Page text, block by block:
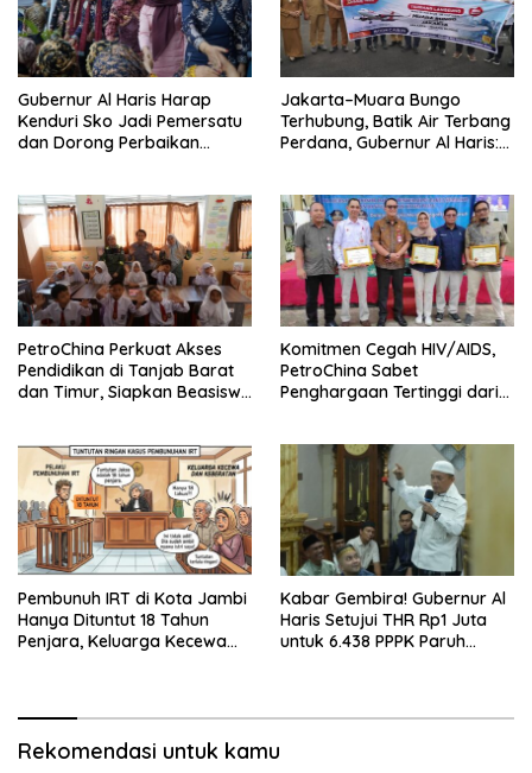
Gubernur Al Haris Harap
Kenduri Sko Jadi Pemersatu
dan Dorong Perbaikan
Jakarta–Muara Bungo
Terhubung, Batik Air Terbang
Perdana, Gubernur Al Haris:
PetroChina Perkuat Akses
Pendidikan di Tanjab Barat
dan Timur, Siapkan Beasiswa
Komitmen Cegah HIV/AIDS,
PetroChina Sabet
Penghargaan Tertinggi dari
Pembunuh IRT di Kota Jambi
Hanya Dituntut 18 Tahun
Penjara, Keluarga Kecewa
Kabar Gembira! Gubernur Al
Haris Setujui THR Rp1 Juta
untuk 6.438 PPPK Paruh
Rekomendasi untuk kamu